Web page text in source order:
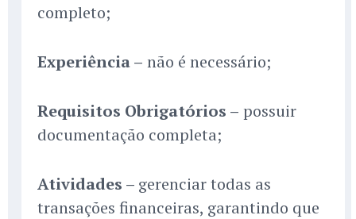
completo;
Experiência – não é necessário;
Requisitos Obrigatórios – possuir
documentação completa;
Atividades – gerenciar todas as
transações financeiras, garantindo que